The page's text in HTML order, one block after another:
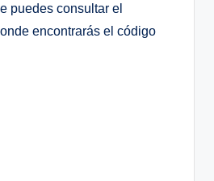
puedes consultar el
encontrarás el código